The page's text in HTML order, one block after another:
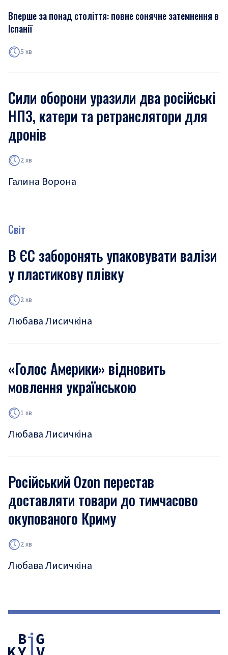
Вперше за понад століття: повне сонячне затемнення в
Іспанії
5 хв
Сили оборони уразили два російські
НПЗ, катери та ретранслятори для
дронів
2 хв
Галина Ворона
Світ
В ЄС заборонять упаковувати валізи
у пластикову плівку
2 хв
Любава Лисичкіна
«Голос Америки» відновить
мовлення українською
1 хв
Любава Лисичкіна
Російський Ozon перестав
доставляти товари до тимчасово
окупованого Криму
2 хв
Любава Лисичкіна